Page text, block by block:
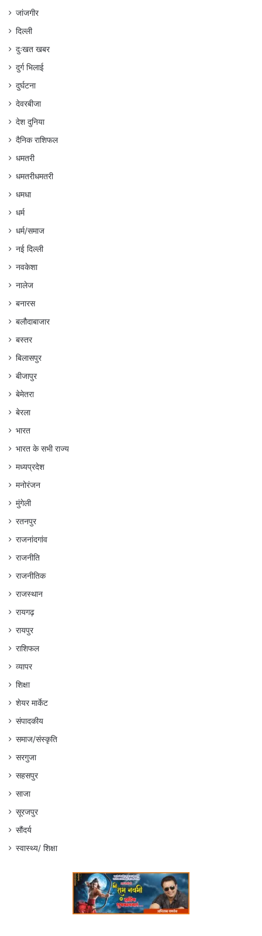
जांजगीर
दिल्ली
दुःखत खबर
दुर्ग भिलाई
दुर्घटना
देवरबीजा
देश दुनिया
दैनिक राशिफल
धमतरी
धमतरीधमतरी
धमधा
धर्म
धर्म/समाज
नई दिल्ली
नवकेशा
नालेज
बनारस
बलौदाबाजार
बस्तर
बिलासपुर
बीजापुर
बेमेतरा
बेरला
भारत
भारत के सभी राज्य
मध्यप्रदेश
मनोरंजन
मुंगेली
रतनपुर
राजनांदगांव
राजनीति
राजनीतिक
राजस्थान
रायगढ़
रायपुर
राशिफल
व्यापर
शिक्षा
शेयर मार्केट
संपादकीय
समाज/संस्कृति
सरगुजा
सहसपुर
साजा
सूरजपुर
सौंदर्य
स्वास्थ्य/ शिक्षा